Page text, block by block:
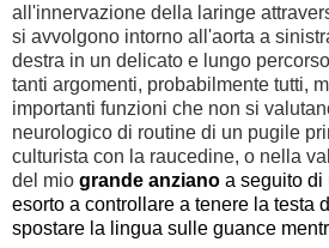
all'innervazione della laringe
si avvolgono intorno all'aorta a
destra in un delicato e lungo
tanti argomenti, probabilmente tutti,
importanti funzioni che non si
neurologico di routine di un pugile
culturista con la raucedine, o nella
del mio grande anziano a seguito di
esorto a controllare a tenere la testa
spostare la lingua sulle guance